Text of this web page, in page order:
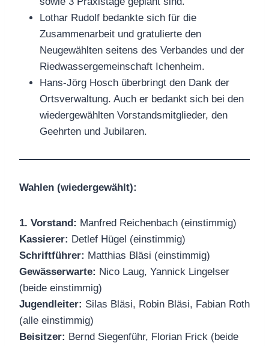
Lothar Rudolf bedankte sich für die
Zusammenarbeit und gratulierte den
Neugewählten seitens des Verbandes und der
Riedwassergemeinschaft Ichenheim.
Hans-Jörg Hosch überbringt den Dank der
Ortsverwaltung. Auch er bedankt sich bei den
wiedergewählten Vorstandsmitglieder, den
Geehrten und Jubilaren.
Wahlen (wiedergewählt):
1. Vorstand: Manfred Reichenbach (einstimmig)
Kassierer: Detlef Hügel (einstimmig)
Schriftführer: Matthias Bläsi (einstimmig)
Gewässerwarte: Nico Laug, Yannick Lingelser
(beide einstimmig)
Jugendleiter: Silas Bläsi, Robin Bläsi, Fabian Roth
(alle einstimmig)
Beisitzer: Bernd Siegenführ, Florian Frick (beide